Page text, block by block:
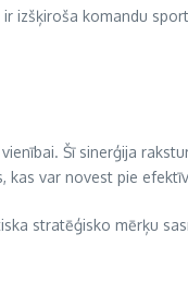
komandu
Šī sinerģija
kas var novest pie
stratēģisko mērķu